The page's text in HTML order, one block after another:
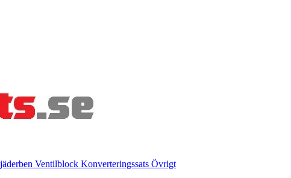
Ventilblock Konverteringssats Övrigt